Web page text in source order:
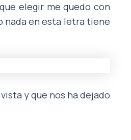
elegir me quedo con
nada en esta letra tiene
y que nos ha dejado